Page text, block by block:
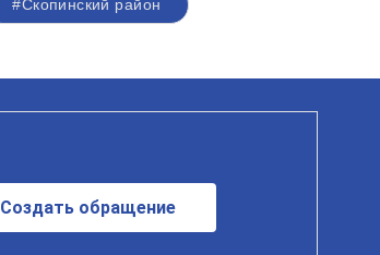
#Скопинский район
Создать обращение